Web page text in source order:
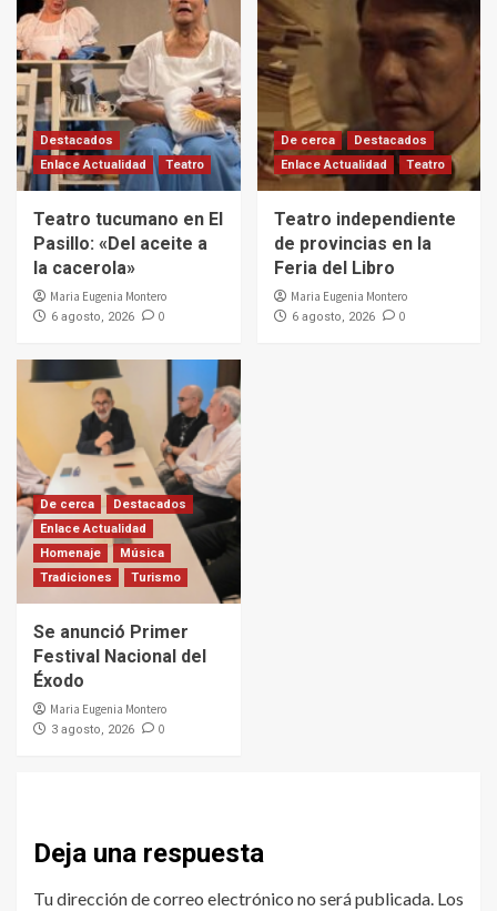
Destacados
Enlace Actualidad
Teatro
Teatro tucumano en El
Pasillo: «Del aceite a
la cacerola»
Maria Eugenia Montero
6 agosto, 2026 0
De cerca
Destacados
Enlace Actualidad
Teatro
Teatro independiente
de provincias en la
Feria del Libro
Maria Eugenia Montero
6 agosto, 2026 0
De cerca
Destacados
Enlace Actualidad
Homenaje
Música
Tradiciones
Turismo
Se anunció Primer
Festival Nacional del
Éxodo
Maria Eugenia Montero
3 agosto, 2026 0
Deja una respuesta
Tu dirección de correo electrónico no será publicada. Los